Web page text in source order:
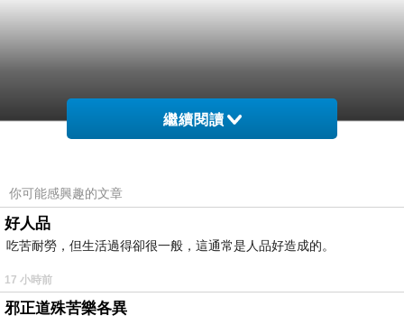
繼續閱讀
你可能感興趣的文章
好人品
吃苦耐勞，但生活過得卻很一般，這通常是人品好造成的。
17 小時前
邪正道殊苦樂各異